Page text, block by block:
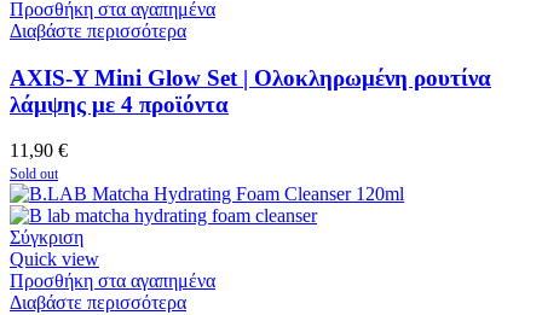
Προσθήκη στα αγαπημένα
Διαβάστε περισσότερα
AXIS-Y Mini Glow Set | Ολοκληρωμένη ρουτίνα
λάμψης με 4 προϊόντα
11,90 €
Sold out
Σύγκριση
Quick view
Προσθήκη στα αγαπημένα
Διαβάστε περισσότερα